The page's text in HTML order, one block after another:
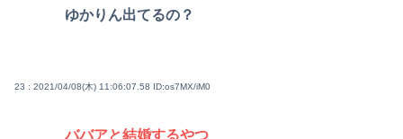
ゆかりん出てるの？
23 : 2021/04/08(木) 11:06:07.58 ID:os7MX/iM0
ババアと結婚するやつ